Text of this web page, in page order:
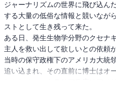
ジャーナリズムの世界に飛び込ん
する大量の低俗な情報と競いなが
ストとして生き残って来た。
ある日、発生生物学分野のクセナ
主人を救い出して欲しいとの依頼
当時の保守政権下のアメリカ大統
追い込まれ、その直前に博士はオ